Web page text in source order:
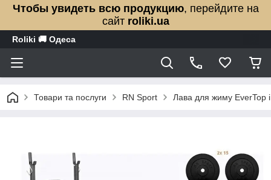
Чтобы увидеть всю продукцию, перейдите на
сайт roliki.ua
Roliki 🚚 Одеса
Товари та послуги RN Sport Лава для жиму EverTop